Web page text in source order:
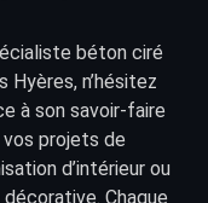
béton ciré
n’hésitez
à son savoir-faire
projets de
d’intérieur ou
décorative. Chaque